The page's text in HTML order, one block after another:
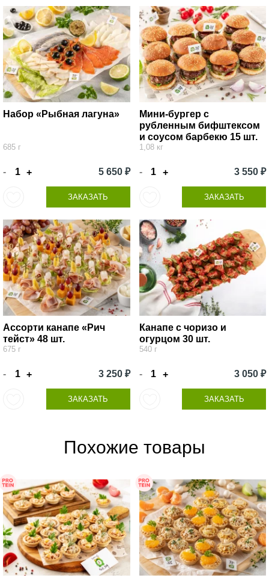
Набор «Рыбная лагуна»
685 г
- + 5 650 ₽
ЗАКАЗАТЬ
Мини-бургер с
рубленным бифштексом
и соусом барбекю 15 шт.
1,08 кг
- + 3 550 ₽
ЗАКАЗАТЬ
Ассорти канапе «Рич
тейст» 48 шт.
675 г
- + 3 250 ₽
ЗАКАЗАТЬ
Канапе с чоризо и
огурцом 30 шт.
540 г
- + 3 050 ₽
ЗАКАЗАТЬ
Похожие товары